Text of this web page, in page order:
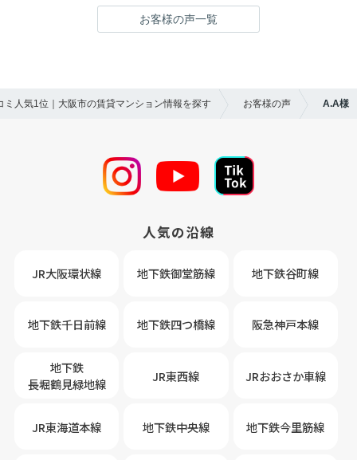
お客様の声一覧
ミ人気1位｜大阪市の賃貸マンション情報を探す お客様の声 A.A様
人気の沿線
JR大阪環状線 地下鉄御堂筋線 地下鉄谷町線
地下鉄千日前線 地下鉄四つ橋線 阪急神戸本線
地下鉄
長堀鶴見緑地線
JR東西線 JRおおさか車線
JR東海道本線 地下鉄中央線 地下鉄今里筋線